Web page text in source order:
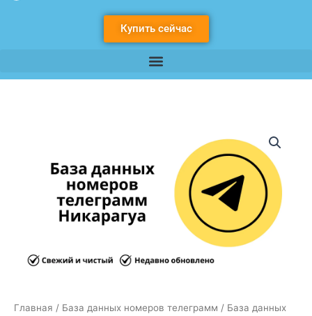
Купить сейчас
Главная / База данных номеров телеграмм / База данных
телеграмм
Никарагуа